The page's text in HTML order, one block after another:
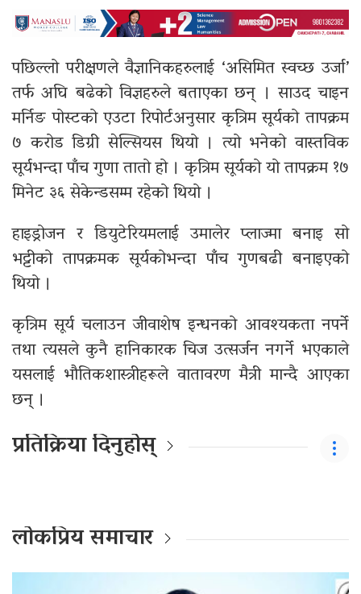
पछिल्लो परीक्षणले वैज्ञानिकहरुलाई ‘असिमित स्वच्छ उर्जा’
तर्फ अघि बढेको विज्ञहरुले बताएका छन् । साउद चाइन
मर्निङ पोस्टको एउटा रिपोर्टअनुसार कृत्रिम सूर्यको तापक्रम
७ करोड डिग्री सेल्सियस थियो । त्यो भनेको वास्तविक
सूर्यभन्दा पाँच गुणा तातो हो । कृत्रिम सूर्यको यो तापक्रम १७
मिनेट ३६ सेकेन्डसम्म रहेको थियो ।
हाइड्रोजन र डियुटेरियमलाई उमालेर प्लाज्मा बनाइ सो
भट्टीको तापक्रमक सूर्यकोभन्दा पाँच गुणबढी बनाइएको
थियो ।
कृत्रिम सूर्य चलाउन जीवाशेष इन्धनको आवश्यकता नपर्ने
तथा त्यसले कुनै हानिकारक चिज उत्सर्जन नगर्ने भएकाले
यसलाई भौतिकशास्त्रीहरूले वातावरण मैत्री मान्दै आएका
छन् ।
प्रतिक्रिया दिनुहोस्
लोकप्रिय समाचार